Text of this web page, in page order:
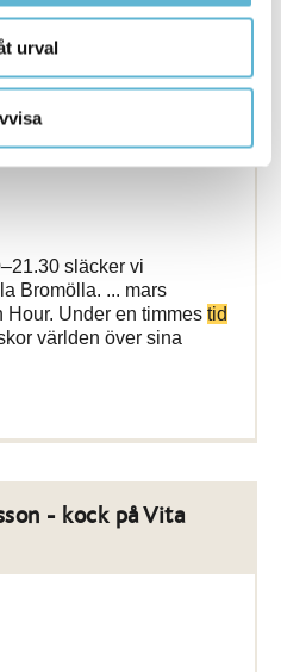
urval
- släck för vår enda
släcker vi
Bromölla. ... mars
Hour. Under en timmes tid
världen över sina
- kock på Vita